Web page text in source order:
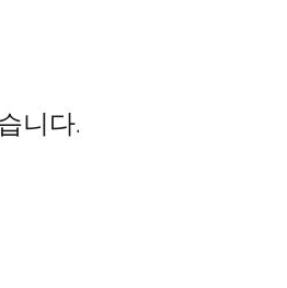
니다.